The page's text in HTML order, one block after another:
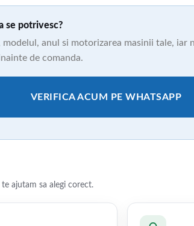
se potrivesc?
modelul, anul si motorizarea masinii tale, iar
de comanda.
VERIFICA ACUM PE WHATSAPP
ajutam sa alegi corect.